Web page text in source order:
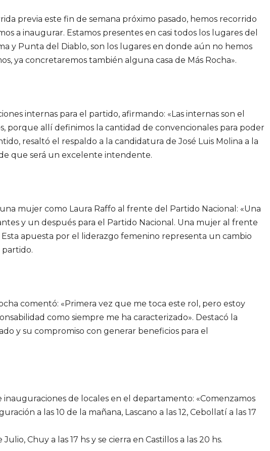
previa este fin de semana próximo pasado, hemos recorrido
a inaugurar. Estamos presentes en casi todos los lugares del
y Punta del Diablo, son los lugares en donde aún no hemos
ya concretaremos también alguna casa de Más Rocha».
internas para el partido, afirmando: «Las internas son el
porque allí definimos la cantidad de convencionales para poder
resaltó el respaldo a la candidatura de José Luis Molina a la
que será un excelente intendente.
mujer como Laura Raffo al frente del Partido Nacional: «Una
y un después para el Partido Nacional. Una mujer al frente
apuesta por el liderazgo femenino representa un cambio
partido.
comentó: «Primera vez que me toca este rol, pero estoy
como siempre me ha caracterizado». Destacó la
y su compromiso con generar beneficios para el
de locales en el departamento: «Comenzamos
a las 10 de la mañana, Lascano a las 12, Cebollatí a las 17
Chuy a las 17 hs y se cierra en Castillos a las 20 hs.